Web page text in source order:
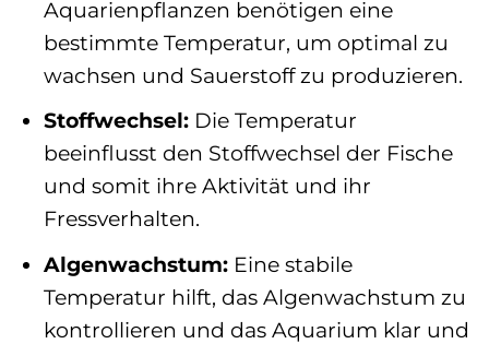
Aquarienpflanzen benötigen eine
bestimmte Temperatur, um optimal zu
wachsen und Sauerstoff zu produzieren.
Stoffwechsel:Die Temperatur
beeinflusst den Stoffwechsel der Fische
und somit ihre Aktivität und ihr
Fressverhalten.
Algenwachstum:Eine stabile
Temperatur hilft, das Algenwachstum zu
kontrollieren und das Aquarium klar und